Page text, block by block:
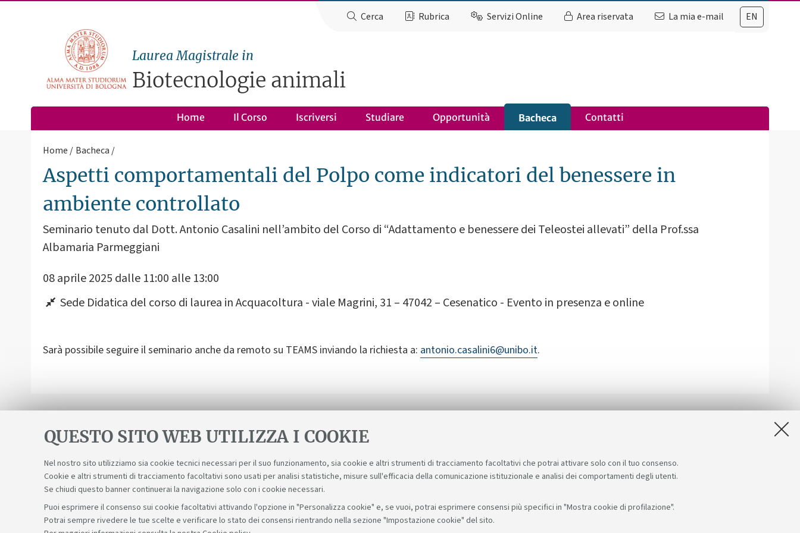
QUESTO SITO WEB UTILIZZA I COOKIE
Nel nostro sito utilizziamo sia cookie tecnici necessari per il suo funzionamento, sia cookie e altri strumenti di tracciamento facoltativi che potrai attivare solo con il tuo consenso.
Cookie e altri strumenti di tracciamento facoltativi sono usati per analisi statistiche, misure sull'efficacia della comunicazione istituzionale e analisi dei comportamenti degli utenti.
Se chiudi questo banner continuerai la navigazione solo con i cookie necessari.
Puoi esprimere il consenso sui cookie facoltativi attivando l'opzione in "Personalizza cookie" e, se vuoi, potrai esprimere consensi più specifici in "Mostra cookie di profilazione".
Potrai sempre rivedere le tue scelte e verificare lo stato dei consensi rientrando nella sezione "Impostazione cookie" del sito.
EN
Cerca Rubrica Servizi Online Area riservata La mia e-mail
Laurea Magistrale in
Biotecnologie animali
Home Il Corso Iscriversi Studiare Opportunità Bacheca Contatti
Home Bacheca
Aspetti comportamentali del Polpo come indicatori del benessere in
ambiente controllato
Seminario tenuto dal Dott. Antonio Casalini nell’ambito del Corso di “Adattamento e benessere dei Teleostei allevati” della Prof.ssa
Albamaria Parmeggiani
08 aprile 2025 dalle 11:00 alle 13:00
Sede Didatica del corso di laurea in Acquacoltura - viale Magrini, 31 – 47042 – Cesenatico - Evento in presenza e online
Sarà possibile seguire il seminario anche da remoto su TEAMS inviando la richiesta a: antonio.casalini6@unibo.it.